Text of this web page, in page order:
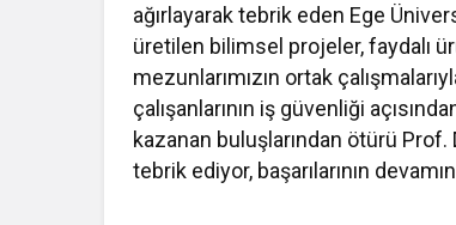
ağırlayarak tebrik eden Ege
üretilen bilimsel projeler, faydalı
mezunlarımızın ortak
çalışanlarının iş güvenliği
kazanan buluşlarından ötürü Prof.
tebrik ediyor, başarılarının